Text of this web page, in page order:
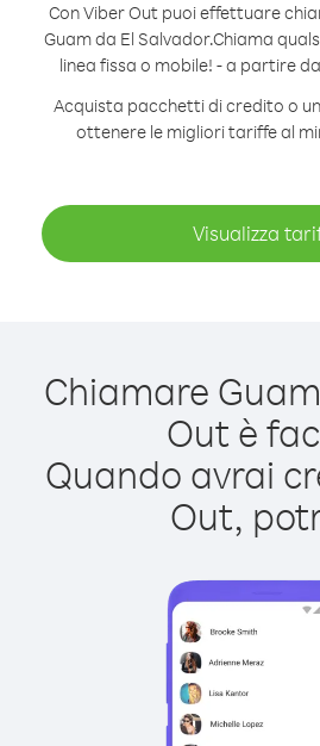
Con Viber Out puoi effettuare
Guam da El Salvador.Chiama
linea fissa o mobile! - a partire
Acquista pacchetti di credito o
ottenere le migliori tariffe al
Visualizza
Chiamare
Out è
Quando avrai
Out,